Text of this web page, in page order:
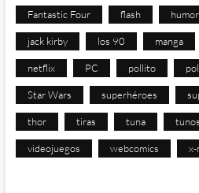
Fantastic Four flash humor
jack kirby los 90 manga
netflix PC pollito
Star Wars superhéroes
thor tiras tuna tunos
videojuegos webcomics x-